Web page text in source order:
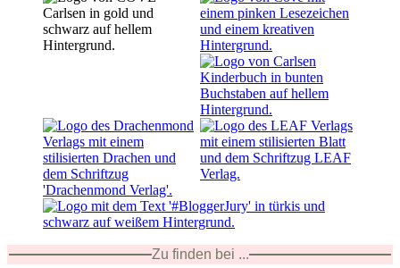
Zu finden bei ...